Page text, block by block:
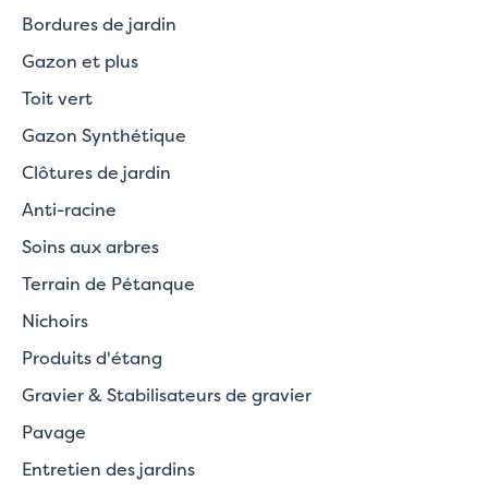
Bordures de jardin
Gazon et plus
Toit vert
Gazon Synthétique
Clôtures de jardin
Anti-racine
Soins aux arbres
Terrain de Pétanque
Nichoirs
Produits d'étang
Gravier & Stabilisateurs de gravier
Pavage
Entretien des jardins